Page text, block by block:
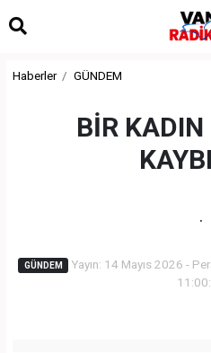
Haberler GÜNDEM
BİR
.
GÜNDEM
Yayın: 14 Mayıs 2026 -